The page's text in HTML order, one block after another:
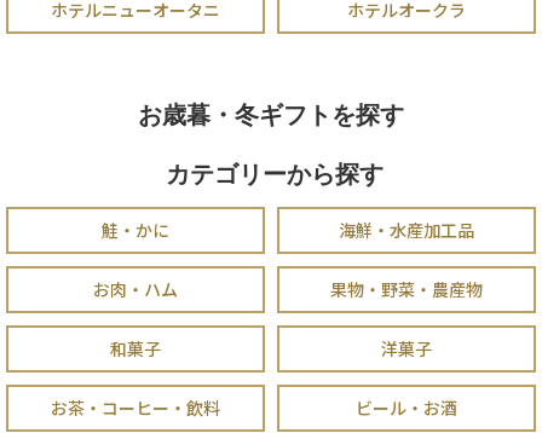
ホテルニューオータニ ホテルオークラ
お歳暮・冬ギフトを探す
カテゴリーから探す
鮭・かに 海鮮・水産加工品
お肉・ハム 果物・野菜・農産物
和菓子 洋菓子
お茶・コーヒー・飲料 ビール・お酒